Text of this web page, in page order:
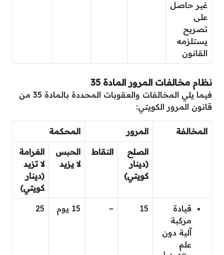
غير حاصل
على
تصريح
يستلزمه
القانون
نظام مخالفات المرور المادة 35
فيما يلي المخالفات والعقوبات المحددة بالمادة 35 من
قانون المرور الكويتي:
المخالفة المرور المحكمة
الصلح
(دينار
كويتي)
النقاط
الحبس
لا يزيد
الغرامة
لا تزيد
(دينار
كويتي)
قيادة
مركبة
آلية دون
علم
15
– 15 يوم 25